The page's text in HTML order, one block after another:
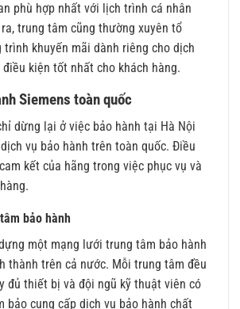
phù hợp nhất với lịch trình cá nhân
trung tâm cũng thường xuyên tổ
trình khuyến mãi dành riêng cho dịch
kiện tốt nhất cho khách hàng.
Siemens toàn quốc
dừng lại ở việc bảo hành tại Hà Nội
vụ bảo hành trên toàn quốc. Điều
kết của hãng trong việc phục vụ và
bảo hành
một mạng lưới trung tâm bảo hành
thành trên cả nước. Mỗi trung tâm đều
đủ thiết bị và đội ngũ kỹ thuật viên có
bảo cung cấp dịch vụ bảo hành chất